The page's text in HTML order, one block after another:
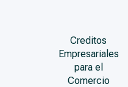
Creditos
Empresariales
para el
Comercio